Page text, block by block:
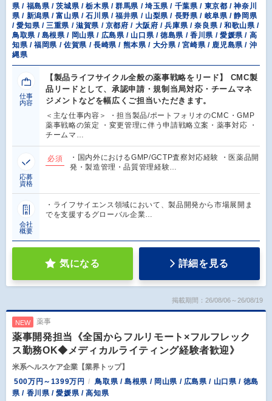
県 / 福島県 / 茨城県 / 栃木県 / 群馬県 / 埼玉県 / 千葉県 / 東京都 / 神奈川
県 / 新潟県 / 富山県 / 石川県 / 福井県 / 山梨県 / 長野県 / 岐阜県 / 静岡県
/ 愛知県 / 三重県 / 滋賀県 / 京都府 / 大阪府 / 兵庫県 / 奈良県 / 和歌山県 /
鳥取県 / 島根県 / 岡山県 / 広島県 / 山口県 / 徳島県 / 香川県 / 愛媛県 / 高
知県 / 福岡県 / 佐賀県 / 長崎県 / 熊本県 / 大分県 / 宮崎県 / 鹿児島県 / 沖
縄県
仕事
内容
【製品ライフサイクル全般の薬事戦略をリード】 CMC製
品リードとして、承認申請・規制当局対応・チームマネ
ジメントなどを幅広くご担当いただきます。
＜主な仕事内容＞ ・担当製品/ポートフォリオのCMC・GMP
薬事戦略の策定 ・変更管理に伴う申請戦略立案・薬事対応 ・
チームマ…
応募
資格
必須
・国内外におけるGMP/GCTP査察対応経験 ・医薬品開
発・製造管理・品質管理経験…
会社
概要
・ライフサイエンス領域において、製品開発から市場展開ま
でを支援するグローバル企業…
気になる 詳細を見る
掲載期間：26/08/06～26/08/19
NEW 薬事
薬事開発担当《全国からフルリモート×フルフレック
ス勤務OK◆メディカルライティング経験者歓迎》
米系ヘルスケア企業【業界トップ】
500万円～1399万円
鳥取県 / 島根県 / 岡山県 / 広島県 / 山口県 / 徳島
県 / 香川県 / 愛媛県 / 高知県